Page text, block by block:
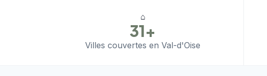
⌂
31+
Villes couvertes en Val-d'Oise